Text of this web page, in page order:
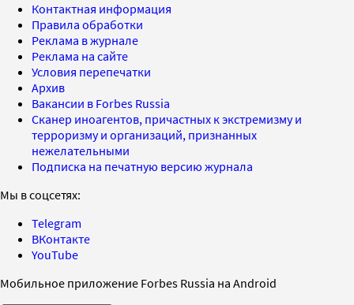
Контактная информация
Правила обработки
Реклама в журнале
Реклама на сайте
Условия перепечатки
Архив
Вакансии в Forbes Russia
Сканер иноагентов, причастных к экстремизму и
терроризму и организаций, признанных
нежелательными
Подписка на печатную версию журнала
Мы в соцсетях:
Telegram
ВКонтакте
YouTube
Мобильное приложение Forbes Russia на Android